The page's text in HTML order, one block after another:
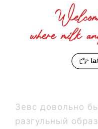
«Юпитер и
Зевс довольно
разгульный